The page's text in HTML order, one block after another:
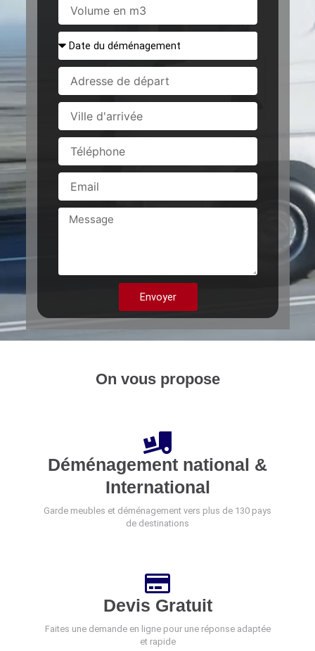
déménager
Volume
m3
du
déménagement
Adresse
départ
Ville
d'arrivée
Téléphone
Email
Message
Envoyer
On vous propose
Déménagement national &
International
Garde meubles et déménagement vers plus de 130 pays
de destinations
Devis Gratuit
Faites une demande en ligne pour une réponse adaptée
et rapide